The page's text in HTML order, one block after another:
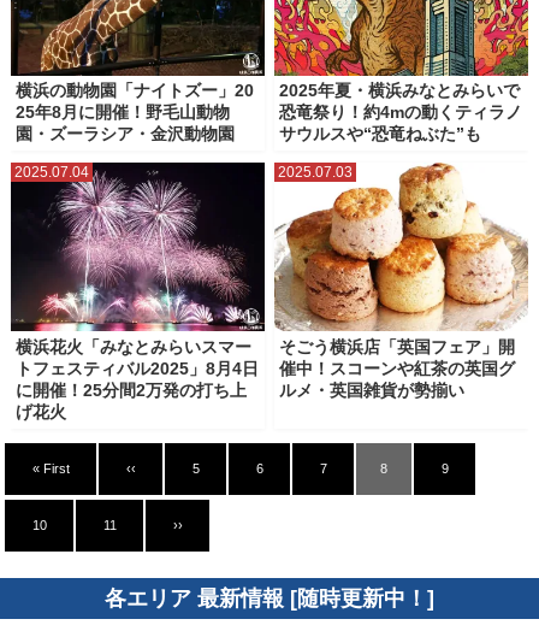
横浜の動物園「ナイトズー」20
25年8月に開催！野毛山動物
園・ズーラシア・金沢動物園
2025年夏・横浜みなとみらいで
恐竜祭り！約4mの動くティラノ
サウルスや“恐竜ねぶた”も
2025.07.04
横浜花火「みなとみらいスマー
トフェスティバル2025」8月4日
に開催！25分間2万発の打ち上
げ花火
2025.07.03
そごう横浜店「英国フェア」開
催中！スコーンや紅茶の英国グ
ルメ・英国雑貨が勢揃い
« First ‹‹ 5 6 7 8 9
10 11 ››
各エリア 最新情報 [随時更新中！]